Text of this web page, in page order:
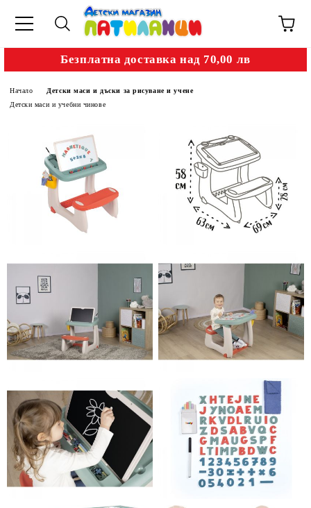
Безплатна доставка над 70,00 лв
Начало
Детски маси и дъски за рисуване и учене
Детски маси и учебни чинове